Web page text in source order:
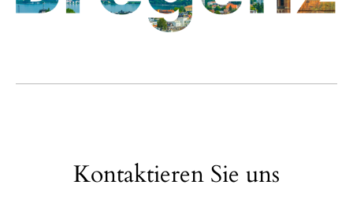
Kontaktieren Sie uns